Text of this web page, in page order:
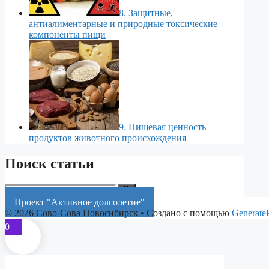
8. Защитные,
антиалиментарные и природные токсические
компоненты пищи
9. Пищевая ценность
продуктов животного происхождения
Поиск статьи
Поиск:
Проект "Активное долголетие"
© 2026 Сово-Сова Новосибирск • Создано с помощью
0